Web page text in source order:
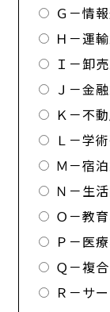
Ｇ－情
Ｈ－運
Ｉ－卸
Ｊ－金
Ｋ－不
Ｌ－学
Ｍ－宿
Ｎ－生
Ｏ－教
Ｐ－医
Ｑ－複
Ｒ－サ